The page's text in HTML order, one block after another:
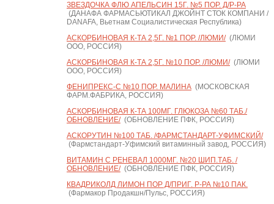
ЗВЕЗДОЧКА ФЛЮ АПЕЛЬСИН 15Г. №5 ПОР. Д/Р-РА
(ДАНАФА ФАРМАСЬЮТИКАЛ ДЖОЙНТ СТОК КОМПАНИ /
DANAFA, Вьетнам Социалистическая Республика)
АСКОРБИНОВАЯ К-ТА 2,5Г. №1 ПОР. /ЛЮМИ/(ЛЮМИ
ООО, РОССИЯ)
АСКОРБИНОВАЯ К-ТА 2,5Г. №10 ПОР. /ЛЮМИ/(ЛЮМИ
ООО, РОССИЯ)
ФЕНИПРЕКС-С №10 ПОР. МАЛИНА(МОСКОВСКАЯ
ФАРМ.ФАБРИКА, РОССИЯ)
АСКОРБИНОВАЯ К-ТА 100МГ. ГЛЮКОЗА №60 ТАБ./
ОБНОВЛЕНИЕ/(ОБНОВЛЕНИЕ ПФК, РОССИЯ)
АСКОРУТИН №100 ТАБ. /ФАРМСТАНДАРТ-УФИМСКИЙ/
(Фармстандарт-Уфимский витаминный завод, РОССИЯ)
ВИТАМИН С РЕНЕВАЛ 1000МГ. №20 ШИП.ТАБ. /
ОБНОВЛЕНИЕ/(ОБНОВЛЕНИЕ ПФК, РОССИЯ)
КВАДРИКОЛД ЛИМОН ПОР Д/ПРИГ. Р-РА №10 ПАК.
(Фармакор Продакшн/Пульс, РОССИЯ)